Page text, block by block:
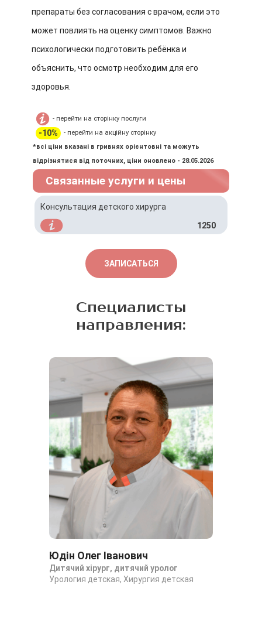
препараты без согласования с врачом, если это
может повлиять на оценку симптомов. Важно
психологически подготовить ребёнка и
объяснить, что осмотр необходим для его
здоровья.
- перейти на сторінку послуги
-10%
- перейти на акційну сторінку
*всі ціни вказані в гривнях орієнтовні та можуть
відрізнятися від поточних, ціни оновлено - 28.05.2026
Связанные услуги и цены
Консультация детского хирурга
1250
ЗАПИСАТЬСЯ
Специалисты
направления:
Юдін Олег Іванович
Дитячий хірург, дитячий уролог
Урология детская, Хирургия детская